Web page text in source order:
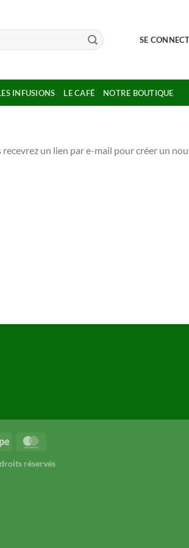
SE
INFUSIONS LE CAFÉ NOTRE BOUTIQUE
un lien par e-mail pour créer un
réservés